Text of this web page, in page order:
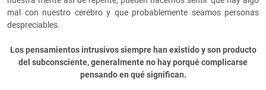
mal con nuestro cerebro y que probablemente seamos personas
despreciables.
Los pensamientos intrusivos siempre han existido y son producto
del subconsciente, generalmente no hay porqué complicarse
pensando en qué significan.